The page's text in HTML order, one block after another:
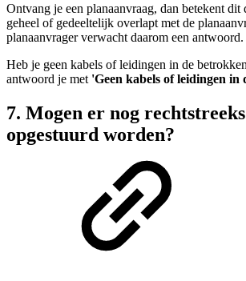
Ontvang je een planaanvraag, dan betekent
geheel of gedeeltelijk overlapt met de
planaanvrager verwacht daarom een antwoord.
Heb je geen kabels of leidingen in de
antwoord je met 'Geen kabels of leidingen in
7. Mogen er nog
opgestuurd worden?